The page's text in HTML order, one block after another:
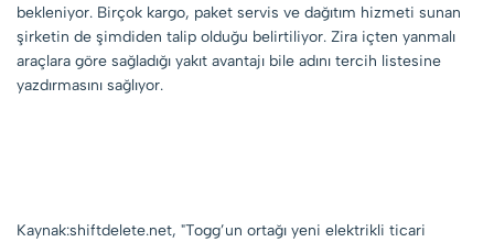
bekleniyor. Birçok kargo, paket servis ve dağıtım hizmeti sunan
şirketin de şimdiden talip olduğu belirtiliyor. Zira içten yanmalı
araçlara göre sağladığı yakıt avantajı bile adını tercih listesine
yazdırmasını sağlıyor.
Kaynak:shiftdelete.net, "Togg’un ortağı yeni elektrikli ticari